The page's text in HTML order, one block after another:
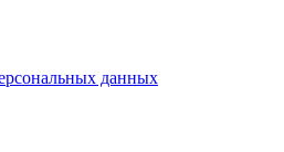
данных